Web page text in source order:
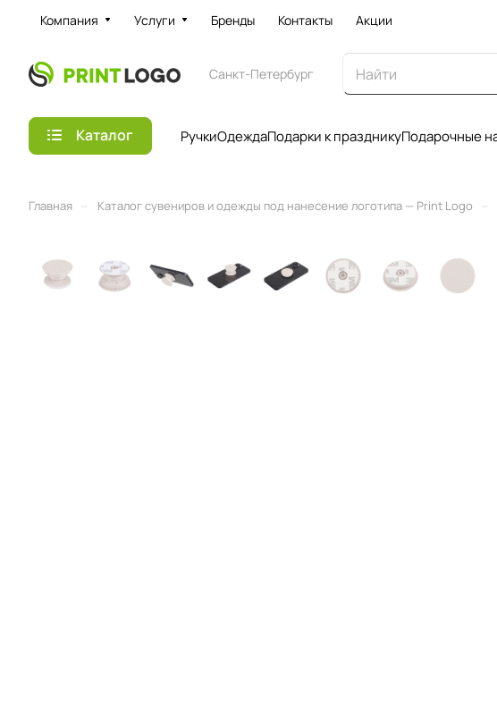
Компания Услуги Бренды Контакты Акции
Санкт-Петербург
Каталог РучкиОдеждаПодарки к праздникуПодарочные
Главная Каталог сувениров и одежды под нанесение логотипа — Print Logo